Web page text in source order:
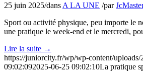
25 juin 2025/dans A LA UNE /par
Sport ou activité physique, peu importe le
une pratique le week-end et le mercredi,
Lire la suite →
https://juniorcity.fr/wp/wp-content/
09:02:092025-06-25 09:02:10La pratique